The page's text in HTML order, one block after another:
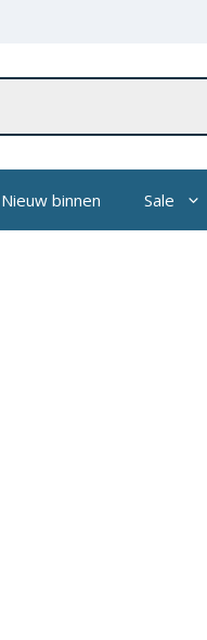
Nieuw binnen Sale